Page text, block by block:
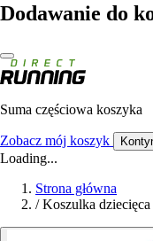
Dodawanie do
Suma częściowa koszyka
Zobacz mój koszyk
Loading...
Strona główna
/ Koszulka